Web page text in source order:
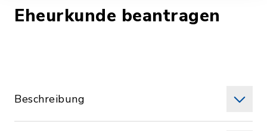
Eheurkunde beantragen
Beschreibung